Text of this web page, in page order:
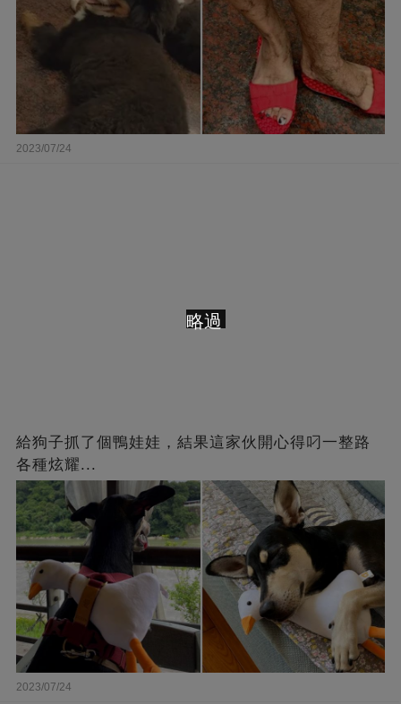
2023/07/24
給狗子抓了個鴨娃娃，結果這家伙開心得叼一整路
各種炫耀...
2023/07/24
略過